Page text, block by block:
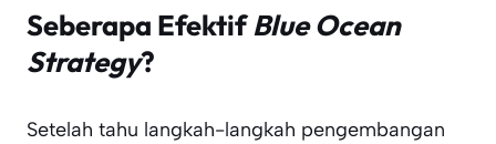
Seberapa EfektifBlue Ocean
Strategy?
Setelah tahu langkah-langkah pengembangan